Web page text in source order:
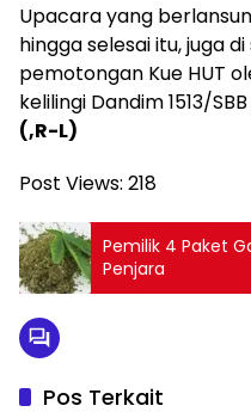
Upacara yang
hingga selesai itu, juga
pemotongan Kue HUT
kelilingi Dandim 1513/
(,R-L)
Post Views: 218
Pemilik 4 Paket
Penjara
Pos Terkait